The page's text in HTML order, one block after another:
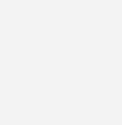
von Projekt zu Projekt.